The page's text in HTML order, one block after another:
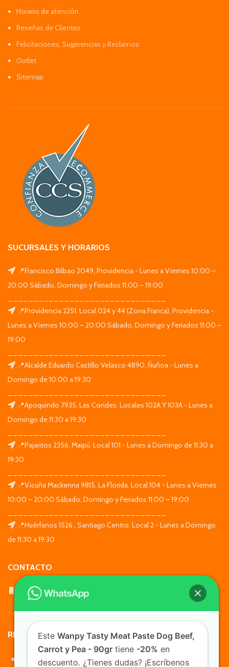
Horario de atención
Reseñas de Clientes
Felicitaciones, Sugerencias y Reclamos
Outlet
Sitemap
SUCURSALES Y HORARIOS
📍Francisco Bilbao 2049, Providencia - Lunes a Viernes 10:00 –
20:00 Sábado, Domingo y Feriados 11:00 – 19:00
📍Providencia 2251. Local 024 y 44 (Zona Franca), Providencia -
Lunes a Viernes 10:00 – 20:00 Sábado, Domingo y Feriados 11:00 –
19:00
📍Alcalde Eduardo Castillo Velasco 4890, Ñuñoa - Lunes a
Domingo de 10:00 a 19:30
📍Apoquindo 7935, Las Condes. Locales 102A Y 103A - Lunes a
Domingo de 11:30 a 19:30
📍Pajaritos 2356, Maipú. Local 101 - Lunes a Domingo de 11:30 a
19:30
📍Vicuña Mackenna 9815, La Florida. Local 104 - Lunes a Viernes
10:00 – 20:00 Sábado, Domingo y Feriados 11:00 – 19:00
📍Huérfanos 1526 , Santiago Centro. Local 2 - Lunes a Domingo
de 11:30 a 19:30
CONTACTO
WhatsApp: +569 7564 4676
REDES SOCIALES
Este Wanpy Tasty Meat Paste Dog Beef,
Carrot y Pea - 90gr tiene -20% en
descuento. ¿Tienes dudas? ¡Escríbenos